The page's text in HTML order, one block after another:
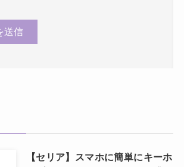
【セリア】スマホに簡単にキーホ